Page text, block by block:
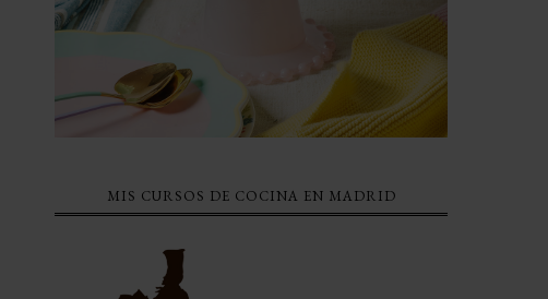
MIS CURSOS DE COCINA EN MADRID